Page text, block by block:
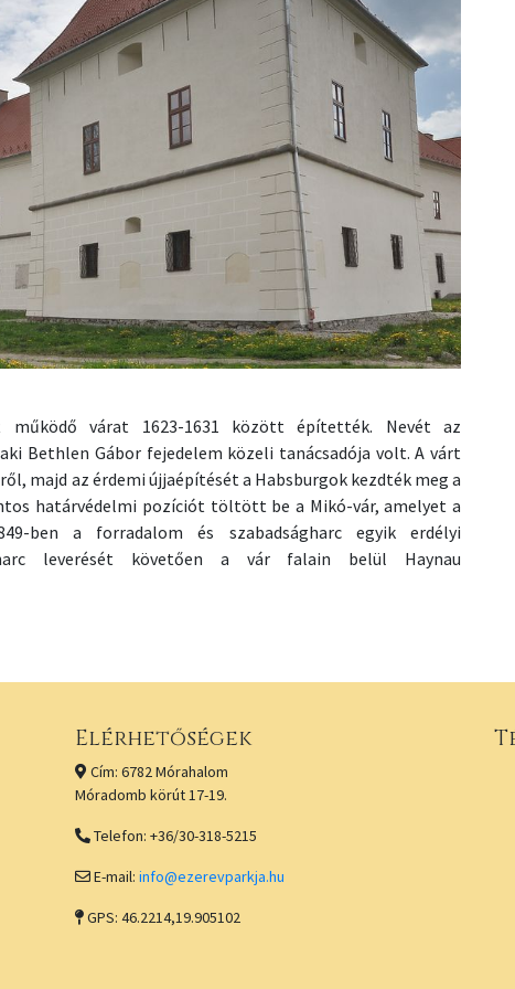
működő várat 1623-1631 között építették. Nevét az
Bethlen Gábor fejedelem közeli tanácsadója volt. A várt
majd az érdemi újjaépítését a Habsburgok kezdték meg a
határvédelmi pozíciót töltött be a Mikó-vár, amelyet a
ben a forradalom és szabadságharc egyik erdélyi
leverését követően a vár falain belül Haynau
Elérhetőségek
Cím: 6782 Mórahalom
Móradomb körút 17-19.
Telefon: +36/30-318-5215
E-mail: info@ezerevparkja.hu
GPS: 46.2214,19.905102